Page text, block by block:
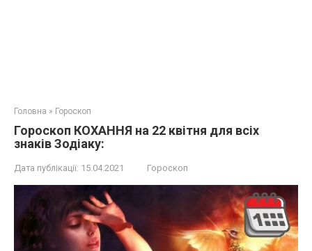
Головна » Гороскоп
Гороскоп КОХАННЯ на 22 квітня для всіх
знаків Зодіаку:
Дата публікації: 15.04.2021 Гороскоп